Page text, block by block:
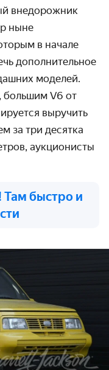
внедорожник
ныне
в начале
дополнительное
моделей.
большим V6 от
выручить
за три десятка
аукционисты
Там быстро и